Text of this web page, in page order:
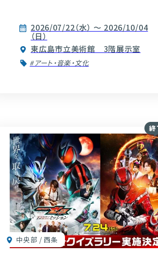
2026/07/22（水） ～ 2026/10/04
（日）
東広島市立美術館 3階展示室
#アート・音楽・文化
中央部 / 西条